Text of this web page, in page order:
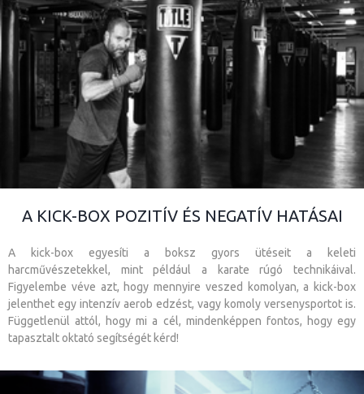
A KICK-BOX POZITÍV ÉS NEGATÍV HATÁSAI
A kick-box egyesíti a boksz gyors ütéseit a keleti
harcművészetekkel, mint például a karate rúgó technikáival.
Figyelembe véve azt, hogy mennyire veszed komolyan, a kick-box
jelenthet egy intenzív aerob edzést, vagy komoly versenysportot is.
Függetlenül attól, hogy mi a cél, mindenképpen fontos, hogy egy
tapasztalt oktató segítségét kérd!